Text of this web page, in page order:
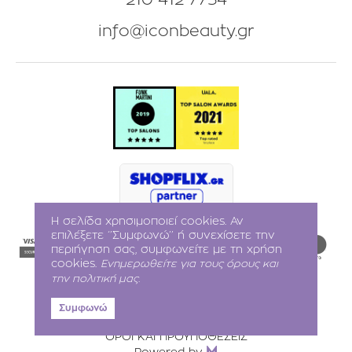
info@iconbeauty.gr
Iconbeauty © 2021
ΟΡΟΙ ΚΑΙ ΠΡΟΥΠΟΘΕΣΕΙΣ
Η σελίδα χρησιμοποιεί cookies. Αν
επιλέξετε ‘’Συμφωνώ’’ ή συνεχίσετε την
περιήγηση σας, συμφωνείτε με τη χρήση
cookies. Ενημερωθείτε για τους όρους και
την πολιτική μας.
Συμφωνώ